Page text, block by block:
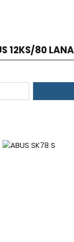
12KS/80